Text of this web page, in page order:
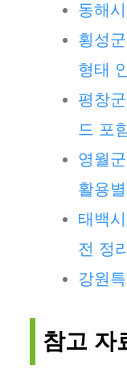
동해
횡성
형태
평창
드 포
영월
활용
태백
전 정리
강원
참고 자